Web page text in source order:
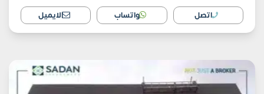
اتصل واتساب الايميل